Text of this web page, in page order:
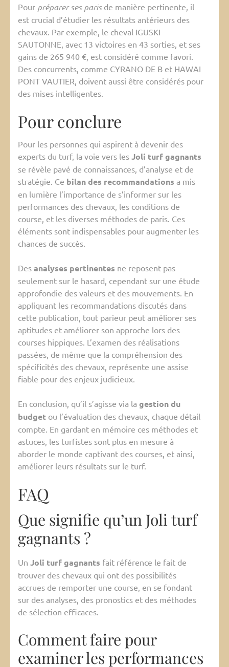
Pour préparer ses parisde manière pertinente, il
est crucial d’étudier les résultats antérieurs des
chevaux. Par exemple, le cheval IGUSKI
SAUTONNE, avec 13 victoires en 43 sorties, et ses
gains de 265 940 €, est considéré comme favori.
Des concurrents, comme CYRANO DE B et HAWAI
PONT VAUTIER, doivent aussi être considérés pour
des mises intelligentes.
Pour conclure
Pour les personnes qui aspirent à devenir des
experts du turf, la voie vers les Joli turf gagnants
se révèle pavé de connaissances, d’analyse et de
stratégie. Ce bilan des recommandations a mis
en lumière l’importance de s’informer sur les
performances des chevaux, les conditions de
course, et les diverses méthodes de paris. Ces
éléments sont indispensables pour augmenter les
chances de succès.
Des analyses pertinentes ne reposent pas
seulement sur le hasard, cependant sur une étude
approfondie des valeurs et des mouvements. En
appliquant les recommandations discutés dans
cette publication, tout parieur peut améliorer ses
aptitudes et améliorer son approche lors des
courses hippiques. L’examen des réalisations
passées, de même que la compréhension des
spécificités des chevaux, représente une assise
fiable pour des enjeux judicieux.
En conclusion, qu’il s’agisse via la gestion du
budget ou l’évaluation des chevaux, chaque détail
compte. En gardant en mémoire ces méthodes et
astuces, les turfistes sont plus en mesure à
aborder le monde captivant des courses, et ainsi,
améliorer leurs résultats sur le turf.
FAQ
Que signifie qu’un Joli turf
gagnants ?
Un Joli turf gagnants fait référence le fait de
trouver des chevaux qui ont des possibilités
accrues de remporter une course, en se fondant
sur des analyses, des pronostics et des méthodes
de sélection efficaces.
Comment faire pour
examiner les performances